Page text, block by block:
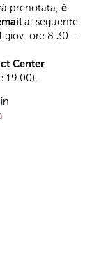
prenotata, è
al seguente
giov. ore 8.30 –
Center
19.00).
in